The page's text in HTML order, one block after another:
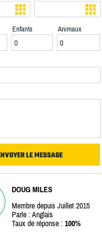
Niveau
Enfants Animaux
DOUG MILES
Membre depuis Juillet 2015
Parle : Anglais
Taux de réponse : 100%